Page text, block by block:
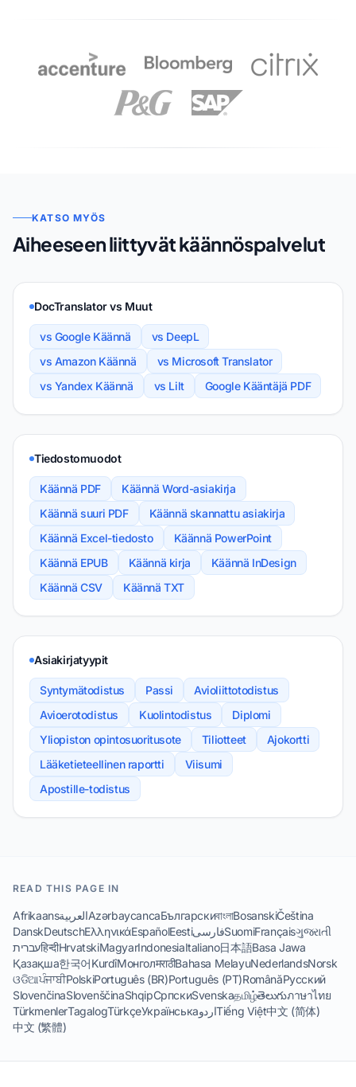
KATSO MYÖS
Aiheeseen liittyvät käännöspalvelut
DocTranslator vs Muut
vs Google Käännä
vs DeepL
vs Amazon Käännä
vs Microsoft Translator
vs Yandex Käännä
vs Lilt Google Kääntäjä PDF
Tiedostomuodot
Käännä PDF
Käännä Word-asiakirja
Käännä suuri PDF
Käännä skannattu asiakirja
Käännä Excel-tiedosto
Käännä PowerPoint
Käännä EPUB
Käännä kirja
Käännä InDesign
Käännä CSV
Käännä TXT
Asiakirjatyypit
Syntymätodistus Passi
Avioliittotodistus
Avioerotodistus
Kuolintodistus
Diplomi
Yliopiston opintosuoritusote
Tiliotteet
Ajokortti
Lääketieteellinen raportti
Viisumi
Apostille-todistus
READ THIS PAGE IN
AfrikaansالعربيةAzərbaycancaБългарскиবাংলাBosanskiČeština
DanskDeutschΕλληνικάEspañolEestiفارسیSuomiFrançaisગુજરાતી
עבריתहिन्दीHrvatskiMagyarIndonesiaItaliano日本語Basa Jawa
Қазақша한국어KurdîМонголमराठीBahasa MelayuNederlandsNorsk
ଓଡିଆਪੰਜਾਬੀPolskiPortuguês (BR)Português (PT)RomânăРусский
SlovenčinaSlovenščinaShqipСрпскиSvenskaதமிழ்తెలుగుภาษาไทย
TürkmenlerTagalogTürkçeУкраїнськаاردوTiếng Việt中文 (简体)
中文 (繁體)